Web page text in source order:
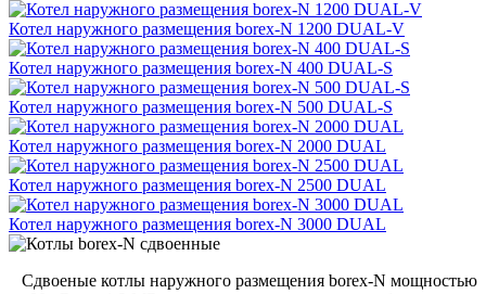
Котел наружного размещения borex-N 1200 DUAL-V
Котел наружного размещения borex-N 400 DUAL-S
Котел наружного размещения borex-N 500 DUAL-S
Котел наружного размещения borex-N 2000 DUAL
Котел наружного размещения borex-N 2500 DUAL
Котел наружного размещения borex-N 3000 DUAL
Сдвоеные котлы наружного размещения borex-N мощностью